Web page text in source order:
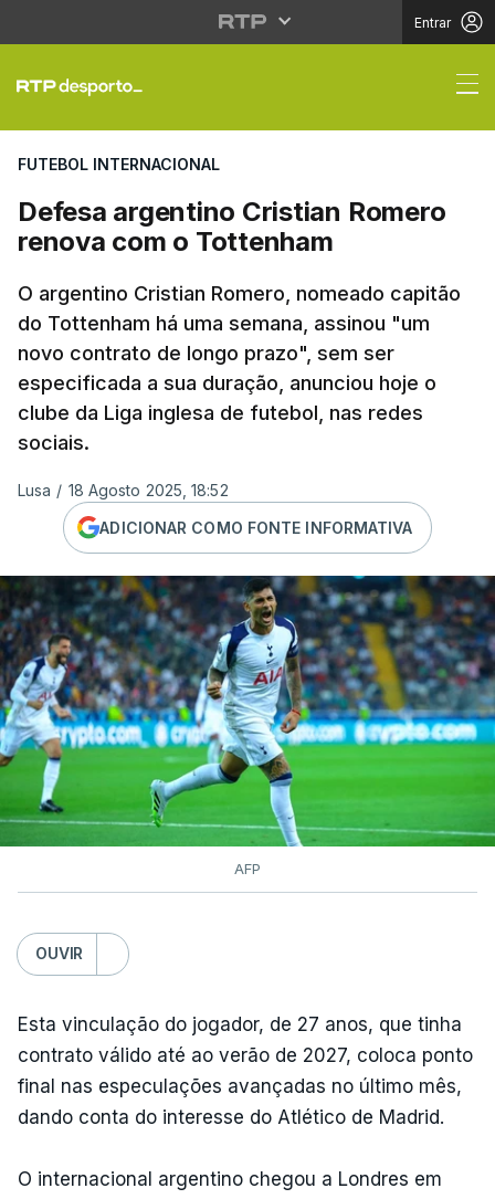
Entrar
Defesa argentino
FUTEBOL INTERNACIONAL
Defesa argentino Cristian Romero
renova com o Tottenham
O argentino Cristian Romero, nomeado capitão
do Tottenham há uma semana, assinou "um
novo contrato de longo prazo", sem ser
especificada a sua duração, anunciou hoje o
clube da Liga inglesa de futebol, nas redes
sociais.
Lusa / 18 Agosto 2025, 18:52
ADICIONAR COMO FONTE INFORMATIVA
AFP
OUVIR
Esta vinculação do jogador, de 27 anos, que tinha
contrato válido até ao verão de 2027, coloca ponto
final nas especulações avançadas no último mês,
dando conta do interesse do Atlético de Madrid.
O internacional argentino chegou a Londres em